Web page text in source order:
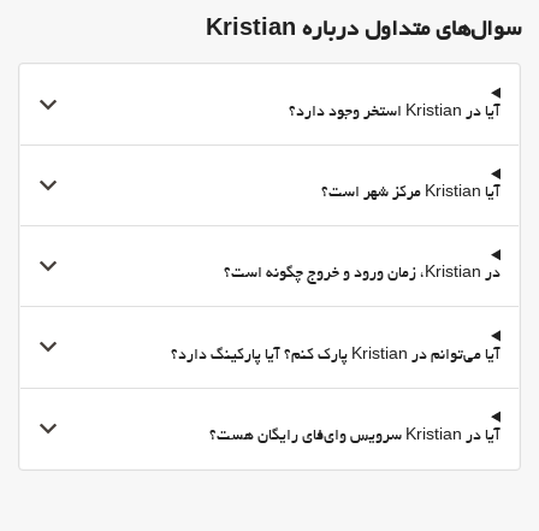
سوال‌های متداول درباره Kristian
آیا در Kristian استخر وجود دارد؟
آیا Kristian مرکز شهر است؟
در Kristian، زمان ورود و خروج چگونه است؟
آیا می‌توانم در Kristian پارک کنم؟ آیا پارکینگ دارد؟
آیا در Kristian سرویس وای‌فای رایگان هست؟